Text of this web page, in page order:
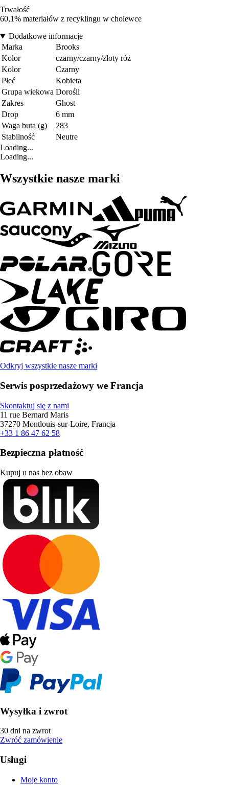
Trwałość
60,1% materiałów z recyklingu w cholewce
Dodatkowe informacje
Marka
Brooks
Kolor
czarny/czarny/złoty róż
Kolor
Czarny
Płeć
Kobieta
Grupa wiekowa Dorośli
Zakres
Ghost
Drop
6 mm
Waga buta (g)
283
Stabilność
Neutre
Loading...
Loading...
Wszystkie nasze marki
Odkryj wszystkie nasze marki
Serwis posprzedażowy we Francja
Skontaktuj się z nami
11 rue Bernard Maris
37270 Montlouis-sur-Loire, Francja
+33 1 86 47 62 58
Bezpieczna płatność
Kupuj u nas bez obaw
Wysyłka i zwrot
30 dni na zwrot
Zwróć zamówienie
Usługi
Moje konto